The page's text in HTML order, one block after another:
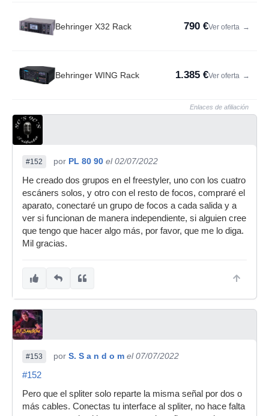
Behringer X32 Rack 790 €Ver oferta →
Behringer WING Rack 1.385 €Ver oferta →
Enlaces de afiliación
#152 por PL 80 90 el 02/07/2022
He creado dos grupos en el freestyler, uno con los cuatro
escáners solos, y otro con el resto de focos, compraré el
aparato, conectaré un grupo de focos a cada salida y a
ver si funcionan de manera independiente, si alguien cree
que tengo que hacer algo más, por favor, que me lo diga.
Mil gracias.
#153 por S. S a n d o m el 07/07/2022
#152
Pero que el spliter solo reparte la misma señal por dos o
más cables. Conectas tu interface al spliter, no hace falta